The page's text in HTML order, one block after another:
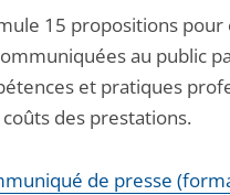
15 propositions
au public
et pratiques
des prestations.
de presse